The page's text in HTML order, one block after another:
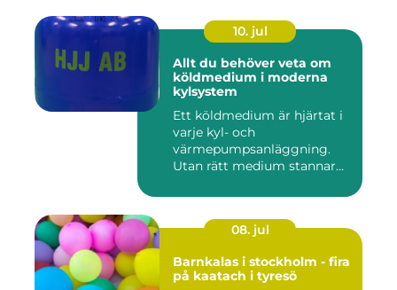
10. jul
Allt du behöver veta om
köldmedium i moderna
kylsystem
Ett köldmedium är hjärtat i
varje kyl- och
värmepumpsanläggning.
Utan rätt medium stannar
08. jul
Barnkalas i stockholm - fira
på kaatach i tyresö